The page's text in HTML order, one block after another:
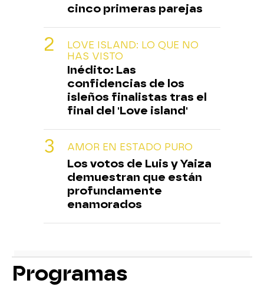
cinco primeras parejas
LOVE ISLAND: LO QUE NO
HAS VISTO
Inédito: Las
confidencias de los
isleños finalistas tras el
final del 'Love island'
AMOR EN ESTADO PURO
Los votos de Luis y Yaiza
demuestran que están
profundamente
enamorados
Programas